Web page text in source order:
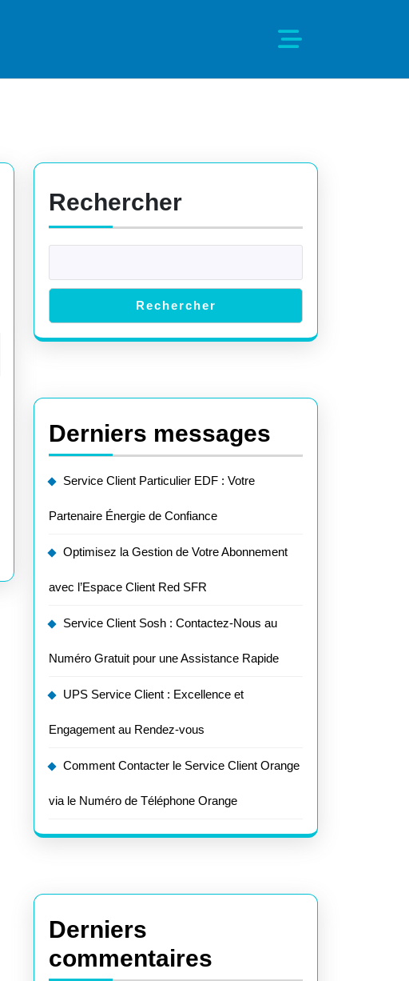
Rechercher
Rechercher
Derniers messages
Service Client Particulier EDF : Votre
Partenaire Énergie de Confiance
Optimisez la Gestion de Votre Abonnement
avec l’Espace Client Red SFR
Service Client Sosh : Contactez-Nous au
Numéro Gratuit pour une Assistance Rapide
UPS Service Client : Excellence et
Engagement au Rendez-vous
Comment Contacter le Service Client Orange
via le Numéro de Téléphone Orange
Derniers
commentaires